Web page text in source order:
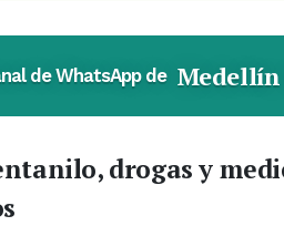
de WhatsApp de
drogas y